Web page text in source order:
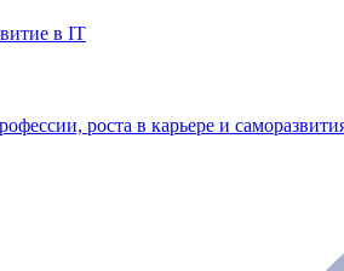
в IT
роста в карьере и